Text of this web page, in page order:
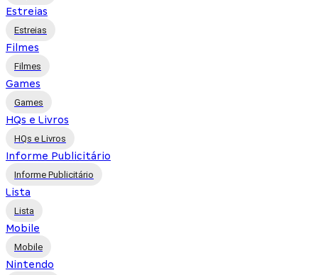
Estreias
Estreias
Filmes
Filmes
Games
Games
HQs e Livros
HQs e Livros
Informe Publicitário
Informe Publicitário
Lista
Lista
Mobile
Mobile
Nintendo